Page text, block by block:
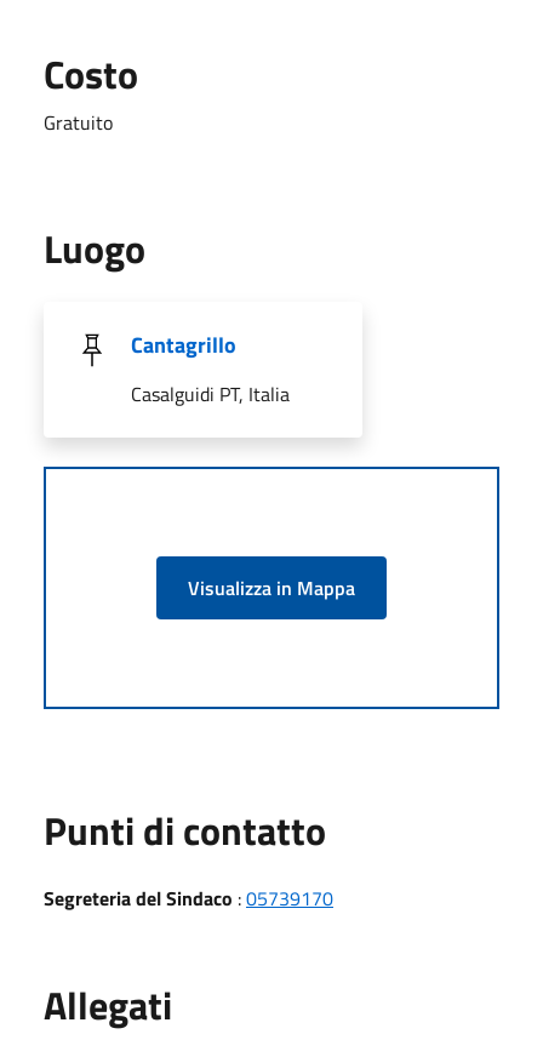
Costo
Gratuito
Luogo
Cantagrillo
Casalguidi PT, Italia
Visualizza in Mappa
Punti di contatto
Segreteria del Sindaco :05739170
Allegati